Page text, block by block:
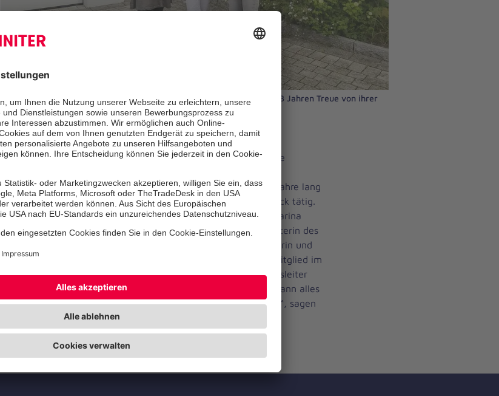
Karina Ristau (l.) und Sandra Heinrich (r.) verabschiedeten sich nach 23 Jahren Treue von ihrer
Mitarbeiterin Silke Neumann (Mitte).
Mit einem weinenden und einem lachenden Auge
wohlverdienten Ruhestand. Seit 1999 – also 23 Jahre lang
– war sie für den Ambulanten Pflegedienst Lübeck tätig.
Mit einem Blumenstrauß verabschiedeten sich Karina
Ristau und Sandra Heinrich (Leiterin und stv. Leiterin des
Pflegedienstes) von ihrer langjährigen Mitarbeiterin und
richteten herzliche Grüße von Kai-Uwe Preuß (Mitglied im
Regionalvorstand) und Yonathan Arnold (Bereichsleiter
Soziale Dienste) aus. „Wir wünschen Silke Neumann alles
erdenklich Gute für ihren neuen Lebensabschnitt“, sagen
Ristau und Heinrich. „Sie wird uns fehlen.“